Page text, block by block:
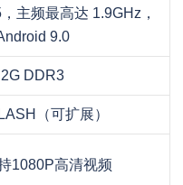
主频最高达 1.9GHz，
9.0
2G DDR3
（可扩展）
1080P高清视频